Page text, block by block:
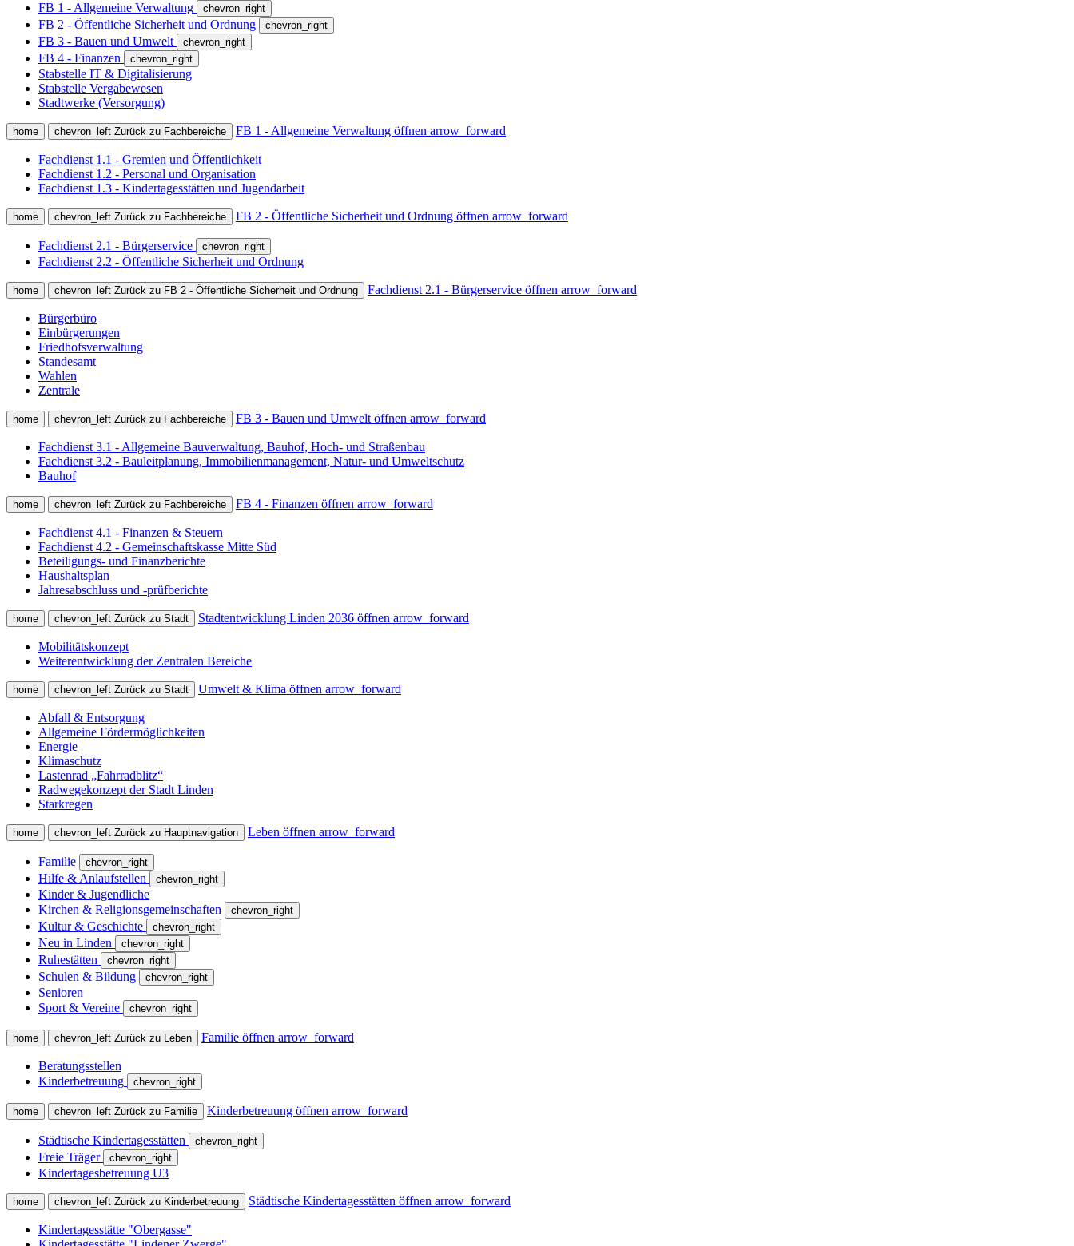
FB 1 - Allgemeine Verwaltung
chevron_right
FB 2 - Öffentliche Sicherheit und Ordnung chevron_right
FB 3 - Bauen und Umwelt chevron_right
FB 4 - Finanzen chevron_right
Stabstelle IT & Digitalisierung
Stabstelle Vergabewesen
Stadtwerke (Versorgung)
home chevron_left Zurück zu Fachbereiche FB 1 - Allgemeine Verwaltung öffnen arrow_forward
Fachdienst 1.1 - Gremien und Öffentlichkeit
Fachdienst 1.2 - Personal und Organisation
Fachdienst 1.3 - Kindertagesstätten und Jugendarbeit
home chevron_left Zurück zu Fachbereiche FB 2 - Öffentliche Sicherheit und Ordnung öffnen arrow_forward
Fachdienst 2.1 - Bürgerservice chevron_right
Fachdienst 2.2 - Öffentliche Sicherheit und Ordnung
home chevron_left Zurück zu FB 2 - Öffentliche Sicherheit und Ordnung Fachdienst 2.1 - Bürgerservice öffnen arrow_forward
Bürgerbüro
Einbürgerungen
Friedhofsverwaltung
Standesamt
Wahlen
Zentrale
home chevron_left Zurück zu Fachbereiche FB 3 - Bauen und Umwelt öffnen arrow_forward
Fachdienst 3.1 - Allgemeine Bauverwaltung, Bauhof, Hoch- und Straßenbau
Fachdienst 3.2 - Bauleitplanung, Immobilienmanagement, Natur- und Umweltschutz
Bauhof
home chevron_left Zurück zu Fachbereiche FB 4 - Finanzen öffnen arrow_forward
Fachdienst 4.1 - Finanzen & Steuern
Fachdienst 4.2 - Gemeinschaftskasse Mitte Süd
Beteiligungs- und Finanzberichte
Haushaltsplan
Jahresabschluss und -prüfberichte
home chevron_left Zurück zu Stadt Stadtentwicklung Linden 2036 öffnen arrow_forward
Mobilitätskonzept
Weiterentwicklung der Zentralen Bereiche
home chevron_left Zurück zu Stadt Umwelt & Klima öffnen arrow_forward
Abfall & Entsorgung
Allgemeine Fördermöglichkeiten
Energie
Klimaschutz
Lastenrad „Fahrradblitz“
Radwegekonzept der Stadt Linden
Starkregen
home chevron_left Zurück zu Hauptnavigation Leben öffnen arrow_forward
Familie chevron_right
Hilfe & Anlaufstellen chevron_right
Kinder & Jugendliche
Kirchen & Religionsgemeinschaften
chevron_right
Kultur & Geschichte chevron_right
Neu in Linden chevron_right
Ruhestätten chevron_right
Schulen & Bildung chevron_right
Senioren
Sport & Vereine
chevron_right
home chevron_left Zurück zu Leben Familie öffnen arrow_forward
Beratungsstellen
Kinderbetreuung
chevron_right
home chevron_left Zurück zu Familie Kinderbetreuung öffnen arrow_forward
Städtische Kindertagesstätten chevron_right
Freie Träger chevron_right
Kindertagesbetreuung U3
home chevron_left Zurück zu Kinderbetreuung Städtische Kindertagesstätten öffnen arrow_forward
Kindertagesstätte "Obergasse"